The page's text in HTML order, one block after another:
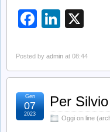
Facebook
Posted by admin at 08:44
Per
Oggi on line
Gen
07
2023